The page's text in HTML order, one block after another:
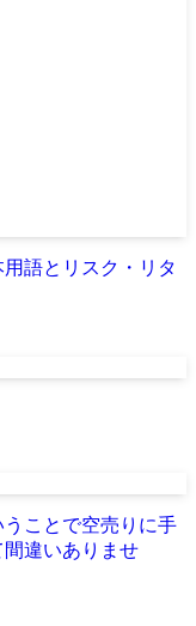
語とリスク・リタ
うことで空売りに手
違いありませ